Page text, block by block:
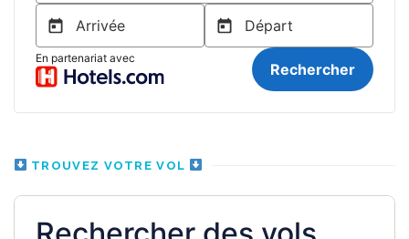
TROUVEZ VOTRE VOL